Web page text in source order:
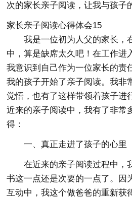
次的家长亲子阅读，让我与孩子
家长亲子阅读心得体会15
我是一位初为人父的家长，
中，算是缺席太久吧！在工作进
我意识到自己作为一位家长的责
我的孩子开始了亲子阅读。我非
觉悟，也有了这样带领着孩子进
近来的亲子阅读中，我有了非常
得：
一、真正走进了孩子的心里
在近来的亲子阅读过程中，
书这一点还是次要的一点了。因
互动中，我这个做爸爸的重新获